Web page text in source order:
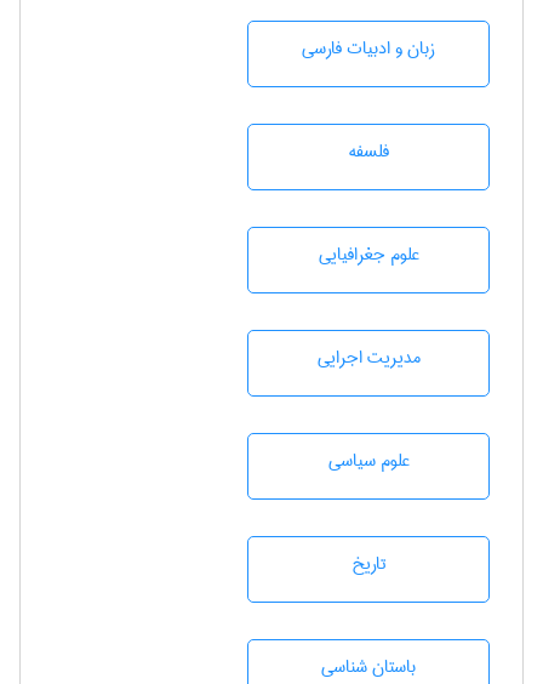
زبان و ادبيات فارسی
فلسفه
علوم جغرافيايی
مديريت اجرايی
علوم سياسی
تاريخ
باستان شناسی